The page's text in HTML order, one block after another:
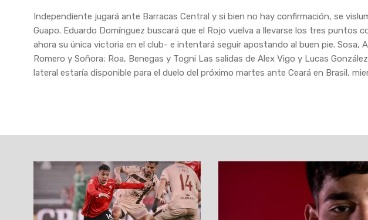
Independiente jugará ante Barracas Central y si bien no hay confirmación, se
Guapo. Eduardo Domínguez buscará que el Rojo vuelva a llevarse los tres puntos
ahora su única victoria en el club- e intentará seguir apostando al buen pie. Sosa,
Romero y Soñora; Roa, Benegas y Togni Las salidas de Alex Vigo y Lucas
lateral estaría disponible para el duelo del próximo martes ante Ceará en Brasil,